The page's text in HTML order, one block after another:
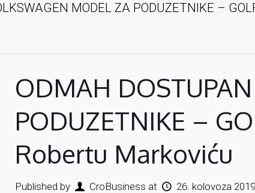
MODEL ZA PODUZETNIKE –
ODMAH
PODUZETNIKE –
Robertu Markoviću
Published by CroBusiness at 26. kolovoza